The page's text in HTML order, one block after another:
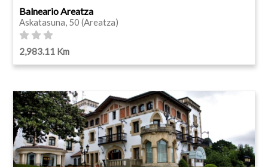
Balneario Areatza
Askatasuna, 50 (Areatza)
2,983.11 Km